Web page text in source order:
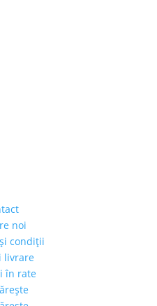
noi
condiţii
livrare
în rate